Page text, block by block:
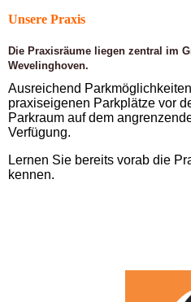
Unsere Praxis
Die Praxisräume liegen zentral im
Wevelinghoven.
Ausreichend
praxiseigenen Parkplätze vor
Parkraum auf dem
Verfügung.
Lernen Sie bereits vorab die
kennen.